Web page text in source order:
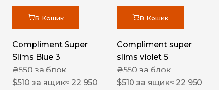
В Кошик
Compliment Super
Slims Blue 3
₴550 за блок
$510 за ящик≈ 22 950
В Кошик
Compliment super
slims violet 5
₴550 за блок
$510 за ящик≈ 22 950